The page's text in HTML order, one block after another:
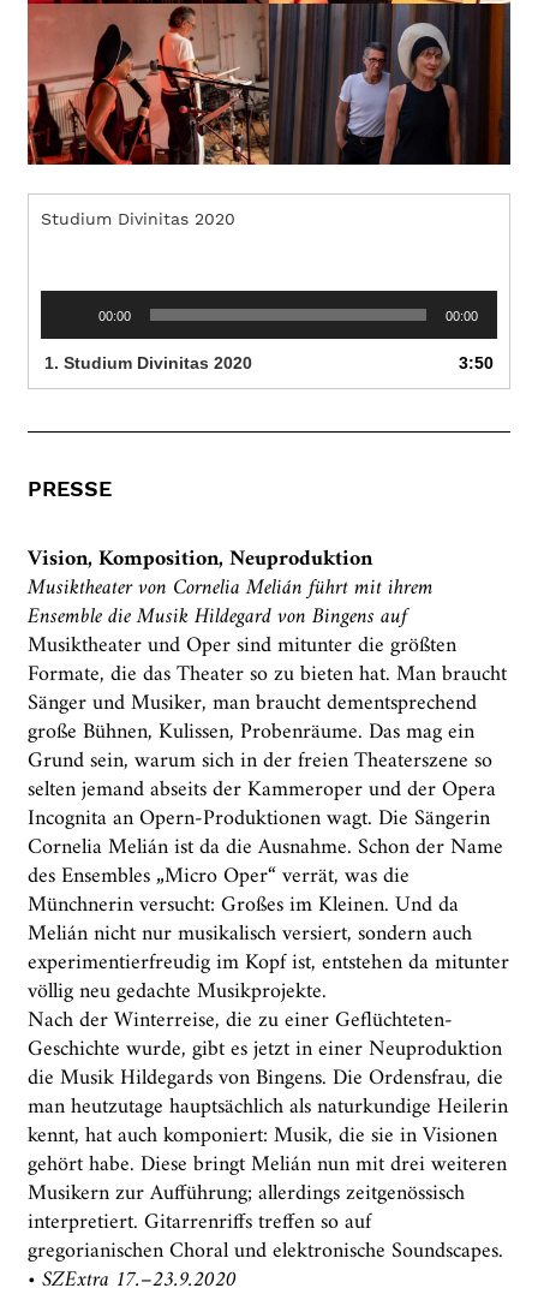
Studium Divinitas 2020
00:00 00:00
1.Studium Divinitas 2020 3:50
PRESSE
Vision, Komposition, Neuproduktion
Musiktheater von Cornelia Melián führt mit ihrem
Ensemble die Musik Hildegard von Bingens auf
Musiktheater und Oper sind mitunter die größten
Formate, die das Theater so zu bieten hat. Man braucht
Sänger und Musiker, man braucht dementsprechend
große Bühnen, Kulissen, Probenräume. Das mag ein
Grund sein, warum sich in der freien Theaterszene so
selten jemand abseits der Kammeroper und der Opera
Incognita an Opern-Produktionen wagt. Die Sängerin
Cornelia Melián ist da die Ausnahme. Schon der Name
des Ensembles „Micro Oper“ verrät, was die
Münchnerin versucht: Großes im Kleinen. Und da
Melián nicht nur musikalisch versiert, sondern auch
experimentierfreudig im Kopf ist, entstehen da mitunter
völlig neu gedachte Musikprojekte.
Nach der Winterreise, die zu einer Geflüchteten-
Geschichte wurde, gibt es jetzt in einer Neuproduktion
die Musik Hildegards von Bingens. Die Ordensfrau, die
man heutzutage hauptsächlich als naturkundige Heilerin
kennt, hat auch komponiert: Musik, die sie in Visionen
gehört habe. Diese bringt Melián nun mit drei weiteren
Musikern zur Aufführung; allerdings zeitgenössisch
interpretiert. Gitarrenriffs treffen so auf
gregorianischen Choral und elektronische Soundscapes.
•SZExtra 17.–23.9.2020